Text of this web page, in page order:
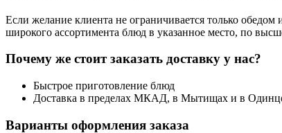
Если желание клиента не ограничивается только
широкого ассортимента блюд в указанное место, по
Почему же стоит заказать доставку у нас?
Быстрое приготовление блюд
Доставка в пределах МКАД, в Мытищах и в
Варианты оформления заказа